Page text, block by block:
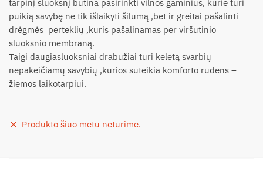
tarpinį sluoksnį būtina pasirinkti vilnos gaminius, kurie turi
puikią savybę ne tik išlaikyti šilumą ,bet ir greitai pašalinti
drėgmės perteklių ,kuris pašalinamas per viršutinio
sluoksnio membraną.
Taigi daugiasluoksniai drabužiai turi keletą svarbių
nepakeičiamų savybių ,kurios suteikia komforto rudens –
žiemos laikotarpiui.
Produkto šiuo metu neturime.